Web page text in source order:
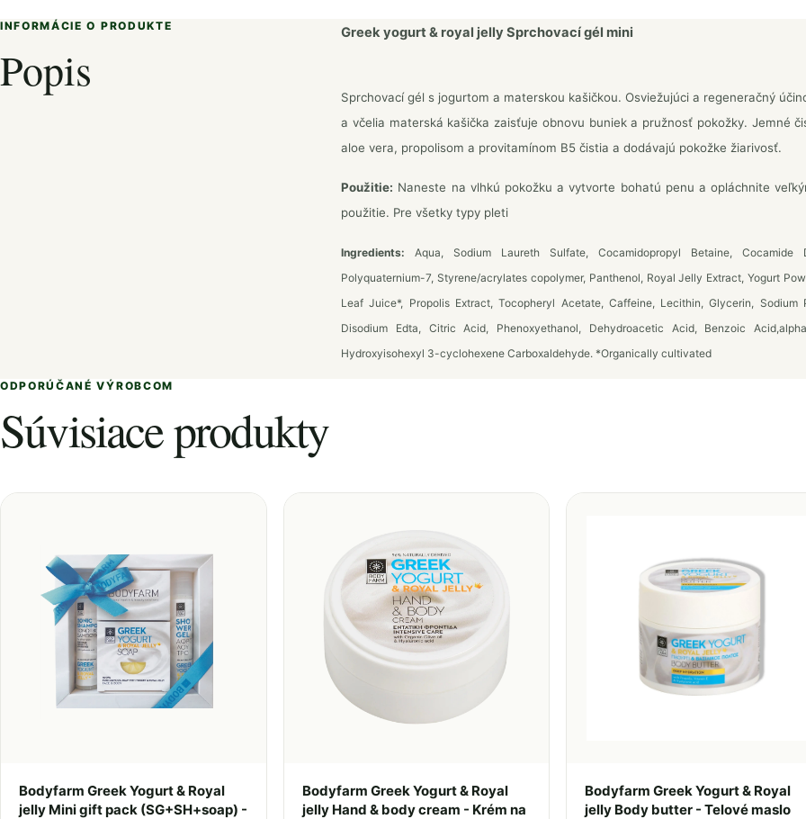
INFORMÁCIE O PRODUKTE
Popis
Greek yogurt & royal jelly Sprchovací gél mini
Sprchovací gél s jogurtom a materskou kašičkou. Osviežujúci a regeneračný
a včelia materská kašička zaisťuje obnovu buniek a pružnosť pokožky. Jemné
aloe vera, propolisom a provitamínom B5 čistia a dodávajú pokožke žiarivosť.
Použitie: Naneste na vlhkú pokožku a vytvorte bohatú penu a opláchnite
použitie. Pre všetky typy pleti
Ingredients: Aqua, Sodium Laureth Sulfate, Cocamidopropyl Betaine,
Polyquaternium-7, Styrene/acrylates copolymer, Panthenol, Royal Jelly Extract, Yogurt
Leaf Juice*, Propolis Extract, Tocopheryl Acetate, Caffeine, Lecithin, Glycerin, Sodium
Disodium Edta, Citric Acid, Phenoxyethanol, Dehydroacetic Acid, Benzoic
Hydroxyisohexyl 3-cyclohexene Carboxaldehyde. *Organically cultivated
ODPORÚČANÉ VÝROBCOM
Súvisiace produkty
Bodyfarm Greek Yogurt & Royal
jelly Mini gift pack (SG+SH+soap) -
Bodyfarm Greek Yogurt & Royal
jelly Hand & body cream - Krém na
Bodyfarm Greek Yogurt & Royal
jelly Body butter - Telové maslo